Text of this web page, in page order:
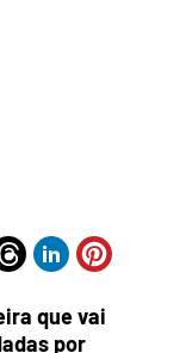
que vai
por